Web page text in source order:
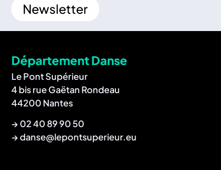
Newsletter
Département Danse
Le Pont Supérieur
4 bis rue Gaëtan Rondeau
44200 Nantes
→ 02 40 89 90 50
→danse@lepontsuperieur.eu